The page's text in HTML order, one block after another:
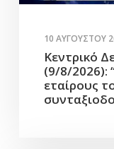
10 ΑΥΓΟΎΣΤΟΥ
Κεντρικό
(9/8/2026):
εταίρους